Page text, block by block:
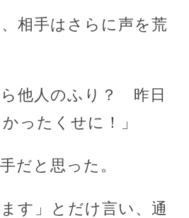
相手はさらに声を荒
ら他人のふり？ 昨日
ったくせに！」
だと思った。
す」とだけ言い、通